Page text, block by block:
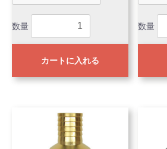
数量
カートに入れる
数量